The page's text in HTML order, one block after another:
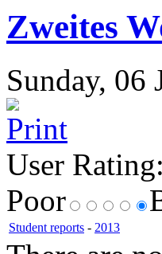
Zweites
Sunday, 06
User Rating:
Poor
Student reports - 2013